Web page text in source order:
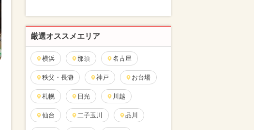
厳選オススメエリア
横浜 那須 名古屋
秩父・長瀞 神戸 お台場
札幌 日光 川越
仙台 二子玉川 品川